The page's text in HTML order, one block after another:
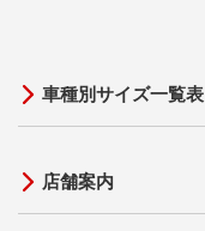
車種別サイズ一覧表
店舗案内